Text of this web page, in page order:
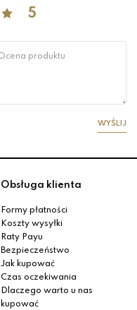
5
WYŚLIJ
Obsługa klienta
Formy płatności
Koszty wysyłki
Raty Payu
Bezpieczeństwo
Jak kupować
Czas oczekiwania
Dlaczego warto u nas
kupować